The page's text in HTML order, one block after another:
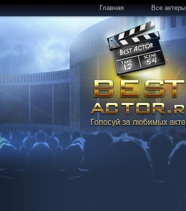
Главная Все актеры